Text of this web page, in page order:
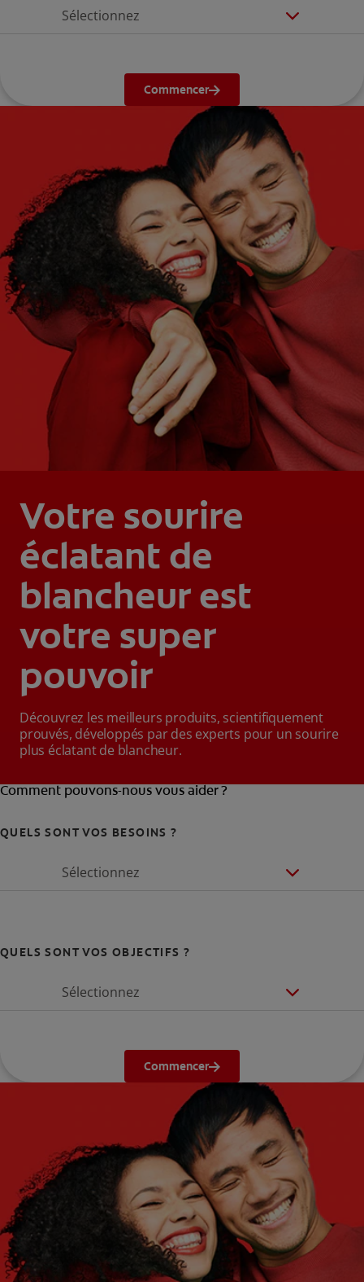
Sélectionnez
Commencer
Votre sourire
éclatant de
blancheur est
votre super
pouvoir
Découvrez les meilleurs produits, scientifiquement
prouvés, développés par des experts pour un sourire
plus éclatant de blancheur.
Comment pouvons-nous vous aider ?
QUELS SONT VOS BESOINS ?
Sélectionnez
QUELS SONT VOS OBJECTIFS ?
Sélectionnez
Commencer